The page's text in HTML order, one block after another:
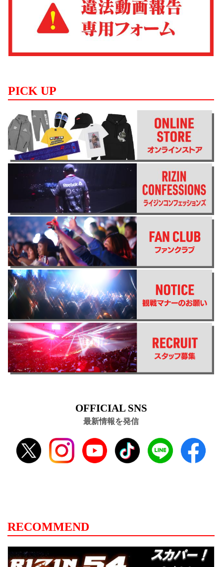
PICK UP
OFFICIAL SNS
最新情報を発信
RECOMMEND